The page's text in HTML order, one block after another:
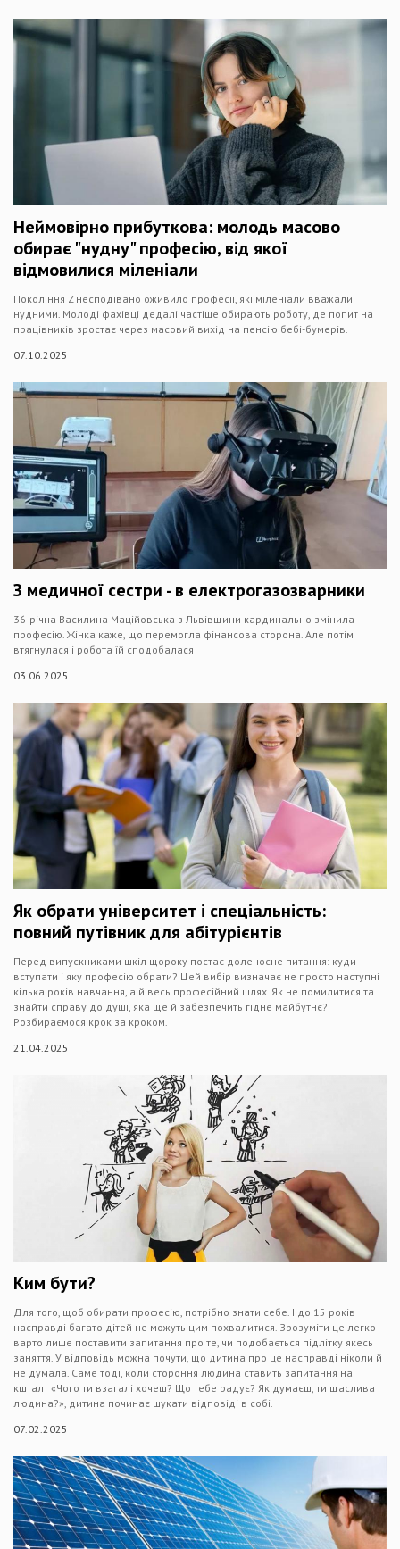
Неймовірно прибуткова: молодь масово
обирає "нудну" професію, від якої
відмовилися міленіали
Покоління Z несподівано оживило професії, які міленіали вважали
нудними. Молоді фахівці дедалі частіше обирають роботу, де попит на
працівників зростає через масовий вихід на пенсію бебі-бумерів.
07.10.2025
З медичної сестри - в електрогазозварники
36-річна Василина Маційовська з Львівщини кардинально змінила
професію. Жінка каже, що перемогла фінансова сторона. Але потім
втягнулася і робота їй сподобалася
03.06.2025
Як обрати університет і спеціальність:
повний путівник для абітурієнтів
Перед випускниками шкіл щороку постає доленосне питання: куди
вступати і яку професію обрати? Цей вибір визначає не просто наступні
кілька років навчання, а й весь професійний шлях. Як не помилитися та
знайти справу до душі, яка ще й забезпечить гідне майбутнє?
Розбираємося крок за кроком.
21.04.2025
Ким бути?
Для того, щоб обирати професію, потрібно знати себе. І до 15 років
насправді багато дітей не можуть цим похвалитися. Зрозуміти це легко –
варто лише поставити запитання про те, чи подобається підлітку якесь
заняття. У відповідь можна почути, що дитина про це насправді ніколи й
не думала. Саме тоді, коли стороння людина ставить запитання на
кшталт «Чого ти взагалі хочеш? Що тебе радує? Як думаєш, ти щаслива
людина?», дитина починає шукати відповіді в собі.
07.02.2025